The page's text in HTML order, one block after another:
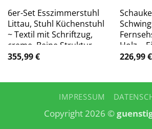
6er-Set Esszimmerstuhl
Littau, Stuhl Küchenstuhl
~ Textil mit Schriftzug,
creme, Beine Struktur –
Eiche
355,99€
Holz ~
Stoff/
226,99€
IMPRESSUM
Copyright 2026 ©